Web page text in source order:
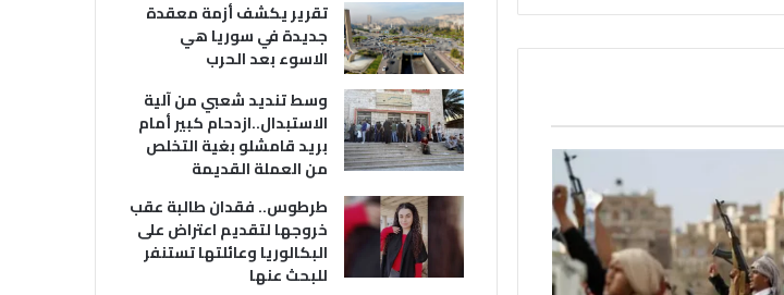
تقرير يكشف أزمة معقدة
جديدة في سوريا هي
الاسوء بعد الحرب
وسط تنديد شعبي من آلية
الاستبدال..ازدحام كبير أمام
بريد قامشلو بغية التخلص
من العملة القديمة
طرطوس.. فقدان طالبة عقب
خروجها لتقديم اعتراض على
البكالوريا وعائلتها تستنفر
للبحث عنها